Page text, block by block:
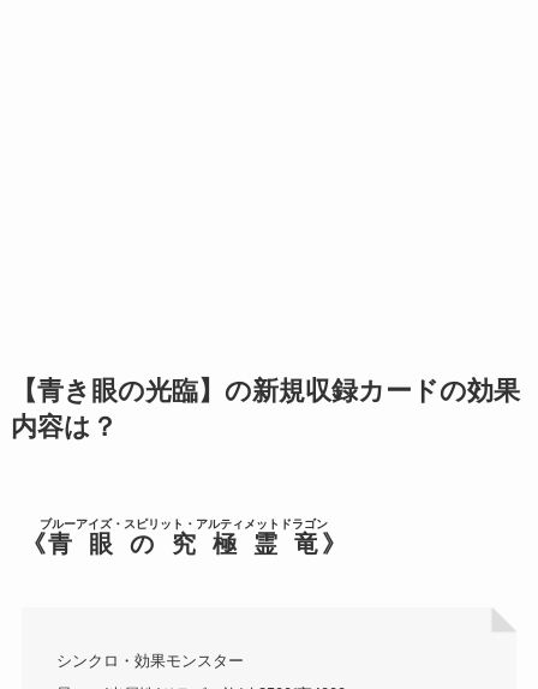
【青き眼の光臨】の新規収録カードの効果
内容は？
《青眼の究極霊竜
ブルーアイズ・スピリット・アルティメットドラゴン
》
シンクロ・効果モンスター